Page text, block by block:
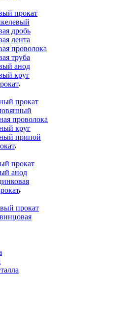
прокат
дробь
лента
проволока
труба
анод
круг
прокат
проволока
круг
припой
прокат
анод
прокат